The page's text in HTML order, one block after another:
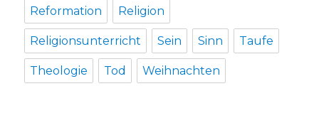
Reformation Religion
Religionsunterricht Sein Sinn Taufe
Theologie Tod Weihnachten